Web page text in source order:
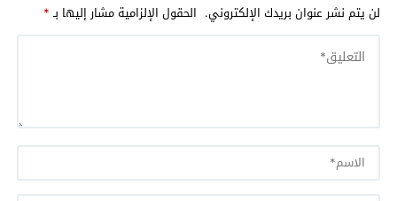
لن يتم نشر عنوان بريدك الإلكتروني. الحقول الإلزامية مشار إليها بـ*